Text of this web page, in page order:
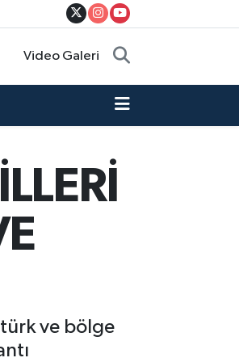
Video Galeri
ve bölge